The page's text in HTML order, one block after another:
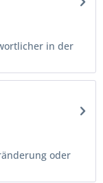
in der
oder